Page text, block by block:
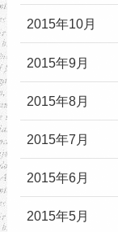
2015年10月
2015年9月
2015年8月
2015年7月
2015年6月
2015年5月